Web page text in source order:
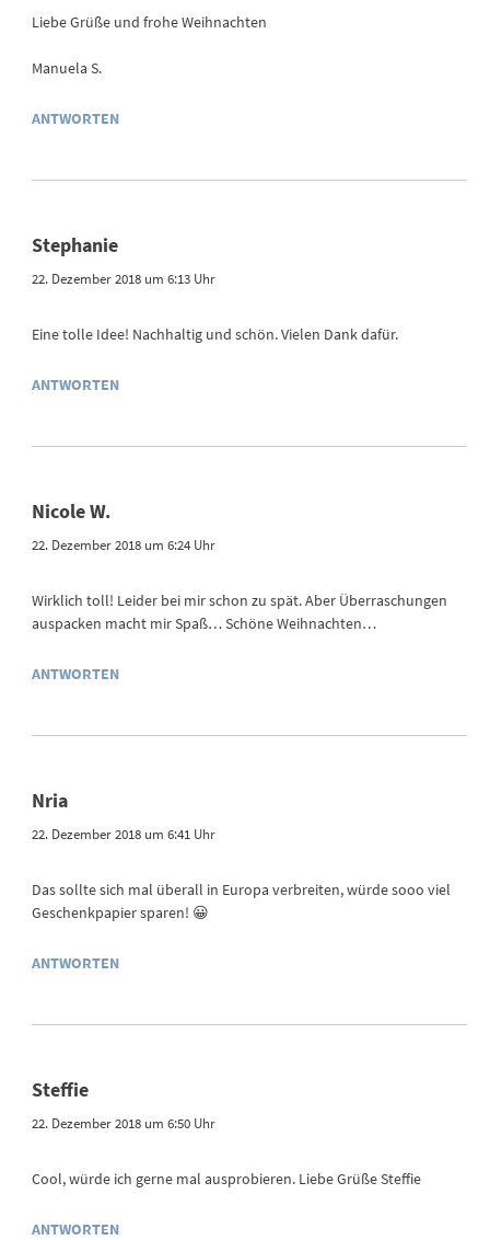
Liebe Grüße und frohe Weihnachten
Manuela S.
ANTWORTEN
Stephanie
22. Dezember 2018 um 6:13 Uhr
Eine tolle Idee! Nachhaltig und schön. Vielen Dank dafür.
ANTWORTEN
Nicole W.
22. Dezember 2018 um 6:24 Uhr
Wirklich toll! Leider bei mir schon zu spät. Aber Überraschungen
auspacken macht mir Spaß… Schöne Weihnachten…
ANTWORTEN
Nria
22. Dezember 2018 um 6:41 Uhr
Das sollte sich mal überall in Europa verbreiten, würde sooo viel
Geschenkpapier sparen! 😀
ANTWORTEN
Steffie
22. Dezember 2018 um 6:50 Uhr
Cool, würde ich gerne mal ausprobieren. Liebe Grüße Steffie
ANTWORTEN